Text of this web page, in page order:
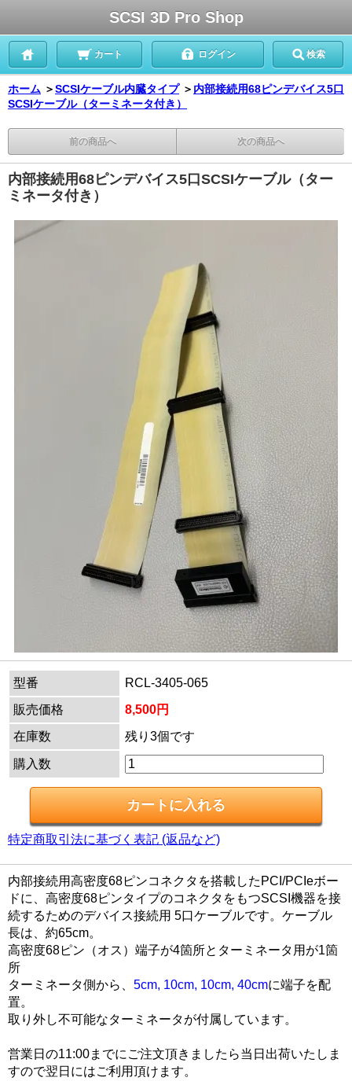
SCSI 3D Pro Shop
カート ログイン 検索
ホーム ＞SCSIケーブル内臓タイプ ＞ 内部接続用68ピンデバイス5口
SCSIケーブル（ターミネータ付き）
前の商品へ 次の商品へ
内部接続用68ピンデバイス5口SCSIケーブル（ター
ミネータ付き）
型番
RCL-3405-065
販売価格
8,500円
在庫数
残り3個です
購入数
特定商取引法に基づく表記 (返品など)
内部接続用高密度68ピンコネクタを搭載したPCI/PCIeボー
ドに、高密度68ピンタイプのコネクタをもつSCSI機器を接
続するためのデバイス接続用 5口ケーブルです。ケーブル
長は、約65cm。
高密度68ピン（オス）端子が4箇所とターミネータ用が1箇
所
ターミネータ側から、 5cm, 10cm, 10cm, 40cmに端子を配
置。
取り外し不可能なターミネータが付属しています。
営業日の11:00までにご注文頂きましたら当日出荷いたしま
すので翌日にはご利用頂けます。